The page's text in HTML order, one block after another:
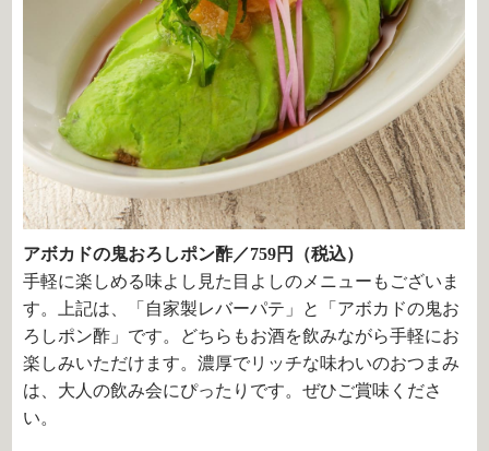
アボカドの鬼おろしポン酢／759円（税込）
手軽に楽しめる味よし見た目よしのメニューもございま
す。上記は、「自家製レバーパテ」と「アボカドの鬼お
ろしポン酢」です。どちらもお酒を飲みながら手軽にお
楽しみいただけます。濃厚でリッチな味わいのおつまみ
は、大人の飲み会にぴったりです。ぜひご賞味くださ
い。